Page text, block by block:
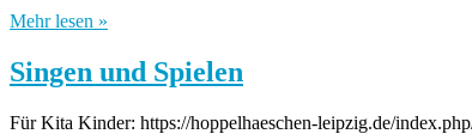
Mehr lesen »
Singen und Spielen
Für Kita Kinder: https://hoppelhaeschen-leipzig.de/